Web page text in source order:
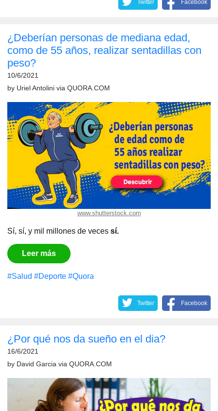
Twitter Facebook
¿Deberían personas de mediana edad,
como de 55 años, realizar sentadillas con
peso?
10/6/2021
by Uriel Antolini via QUORA.COM
www.shutterstock.com
Sí, sí, y mil millones de veces sí.
Leer más
#Salud #Deporte #Quora
Twitter Facebook
¿Por qué nos da sueño en el dia?
16/6/2021
by David Garcia via QUORA.COM